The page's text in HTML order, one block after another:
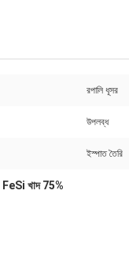
রপালি ধূসর
উপলব্ধ
ইস্পাত তৈরি
FeSi খাদ 75%